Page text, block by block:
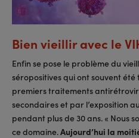
Bien vieillir avec le
Enfin se pose le problème du
séropositives qui ont souvent
premiers traitements
secondaires et par l’exposition
pendant plus de 30 ans. « Nous
ce domaine.Aujourd’hui la